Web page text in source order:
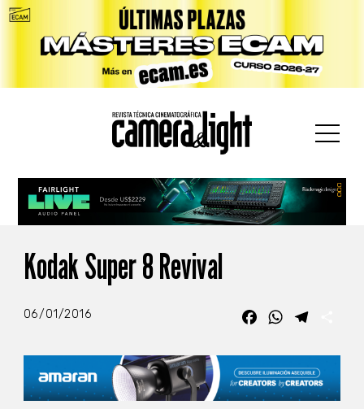
Kodak Super 8 Revival
06/01/2016 FacebookWhatsApp